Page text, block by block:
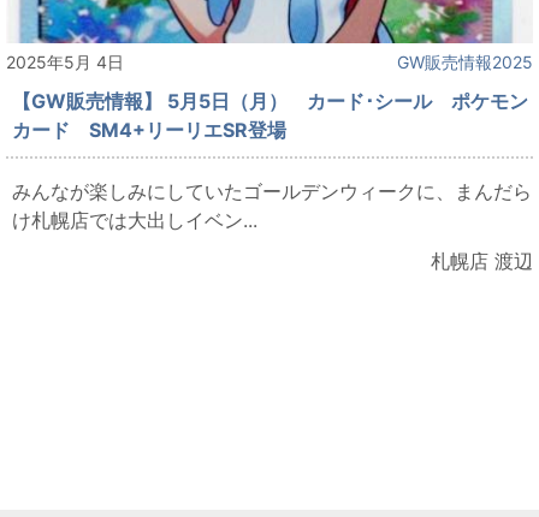
2025年5月 4日 GW販売情報2025
【GW販売情報】 5月5日（月） カード･シール ポケモン
カード SM4+リーリエSR登場
みんなが楽しみにしていたゴールデンウィークに、まんだら
け札幌店では大出しイベン...
札幌店 渡辺